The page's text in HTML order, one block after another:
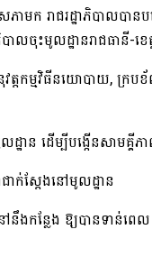
ក រាជរដ្ឋាភិបាល​បាន​បង្
ភិបាល​ចុះមូលដ្ឋានរាជធានី-
តកម្មវិធីនយោបាយ, ក្រប
លដ្ឋាន ដើម្បីបង្កើនសាម
ក់ស្តែងនៅមូលដ្ឋាន
នឹងកន្លែង ឱ្យបានទាន់